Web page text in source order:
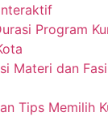
Program
Materi dan
Tips Memilih